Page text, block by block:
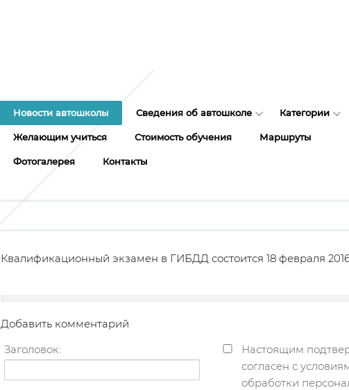
Новости автошколы Сведения об автошколе Категории
Желающим учиться Стоимость обучения Маршруты
Фотогалерея Контакты
Квалификационный экзамен в ГИБДД состоится 18 февраля
Добавить комментарий
Заголовок:
Настоящим
согласен с
обработки